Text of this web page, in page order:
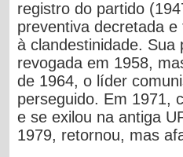
registro do partido
preventiva decretada
à clandestinidade. Sua
revogada em 1958,
de 1964, o líder
perseguido. Em 1971,
e se exilou na antiga
1979, retornou, mas